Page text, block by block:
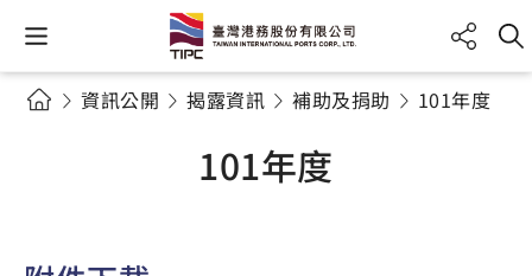
資訊公開 揭露資訊 補助及捐助 101年度
101年度